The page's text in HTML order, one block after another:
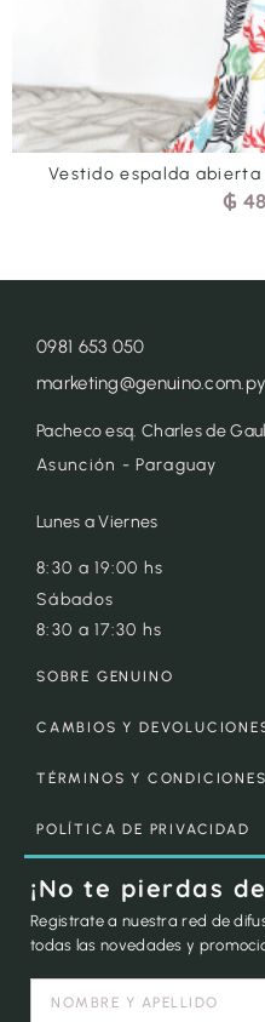
Vestido corto-
0981 653 050
marketing@genuino.com.py
Pacheco esq. Charles de
Asunción - Paraguay
Lunes a Viernes
8:30 a 19:00 hs
Sábados
8:30 a 17:30 hs
SOBRE GENUINO
CAMBIOS Y
TÉRMINOS Y CONDICIONES
POLÍTICA DE PRIVACIDAD
¡No te pierdas
Registrate a nuestra red de
todas las novedades y